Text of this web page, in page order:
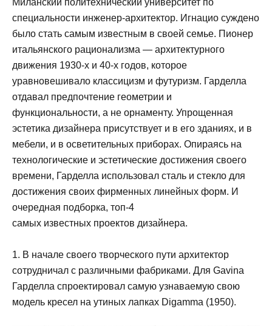
Миланский политехнический университет по
специальности инженер-архитектор. Игнацио суждено
было стать самым известным в своей семье. Пионер
итальянского рационализма — архитектурного
движения 1930-х и 40-х годов, которое
уравновешивало классицизм и футуризм. Гарделла
отдавал предпочтение геометрии и
функциональности, а не орнаменту. Упрощенная
эстетика дизайнера присутствует и в его зданиях, и в
мебели, и в осветительных приборах. Опираясь на
технологические и эстетические достижения своего
времени, Гарделла использовал сталь и стекло для
достижения своих фирменных линейных форм. И
очередная подборка, топ-4
самых известных проектов дизайнера.
1. В начале своего творческого пути архитектор
сотрудничал с различными фабриками. Для Gavina
Гарделла спроектировал самую узнаваемую свою
модель кресел на утиных лапках Digamma (1950).